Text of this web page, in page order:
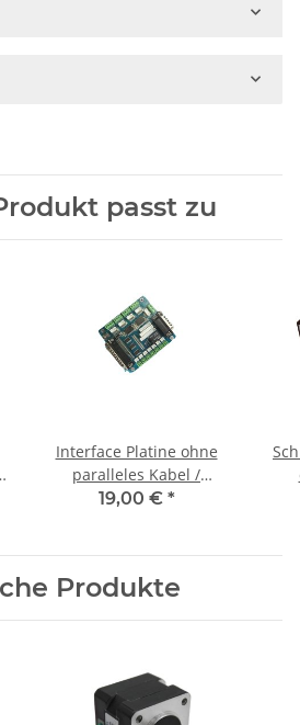
passt zu
Interface Platine ohne
paralleles Kabel /
Breakout-Board zum
19,00 € *
Produkte